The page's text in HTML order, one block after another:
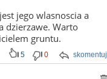
jego wlasnoscia a
dzierzawe. Warto
gruntu.
skomentuj
5 0